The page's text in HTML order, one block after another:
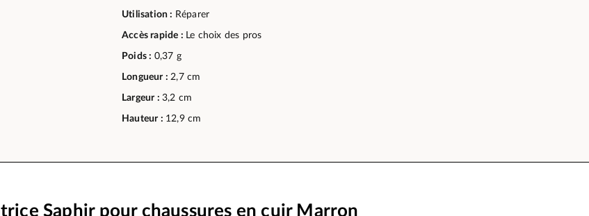
Utilisation : Réparer
Accès rapide : Le choix des pros
Poids : 0,37 g
Longueur :2,7 cm
Largeur : 3,2 cm
Hauteur : 12,9 cm
Saphir pour chaussures en cuir Marron